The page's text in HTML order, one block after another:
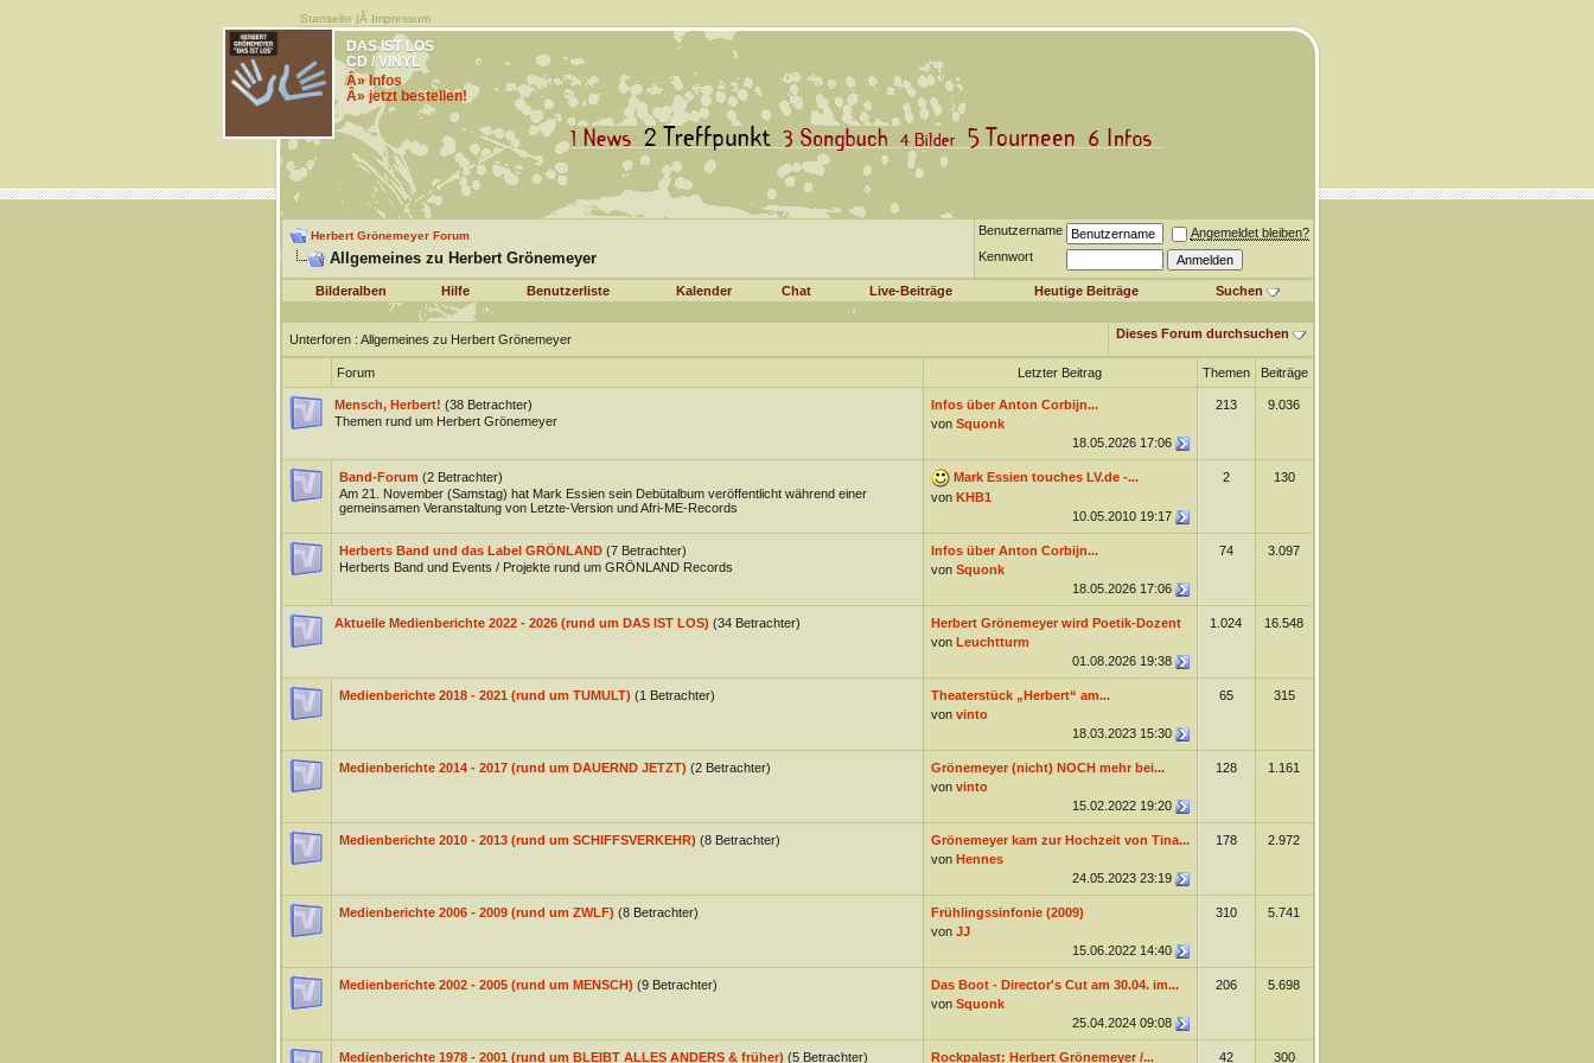
Startseite |Â Impressum
DAS IST LOS
CD / VINYL
Â» Infos
Â» jetzt bestellen!
Herbert Grönemeyer Forum
Allgemeines zu Herbert Grönemeyer
Benutzername
Angemeldet bleiben?
Kennwort
Bilderalben Hilfe Benutzerliste Kalender Chat Live-Beiträge Heutige Beiträge Suchen
Unterforen: Allgemeines zu Herbert Grönemeyer Dieses Forum durchsuchen
Forum Letzter Beitrag Themen Beiträge
Mensch, Herbert! (38 Betrachter)
Themen rund um Herbert Grönemeyer
Infos über Anton Corbijn...
von Squonk
18.05.2026 17:06
213 9.036
Band-Forum (2 Betrachter)
Am 21. November (Samstag) hat Mark Essien sein Debütalbum veröffentlicht während einer
gemeinsamen Veranstaltung von Letzte-Version und Afri-ME-Records
Mark Essien touches LV.de -...
von KHB1
10.05.2010 19:17
2 130
Herberts Band und das Label GRÖNLAND (7 Betrachter)
Herberts Band und Events / Projekte rund um GRÖNLAND Records
Infos über Anton Corbijn...
von Squonk
18.05.2026 17:06
74 3.097
Aktuelle Medienberichte 2022 - 2026 (rund um DAS IST LOS) (34 Betrachter)
Herbert Grönemeyer wird Poetik-Dozent
von Leuchtturm
01.08.2026 19:38
1.024 16.548
Medienberichte 2018 - 2021 (rund um TUMULT) (1 Betrachter)
Theaterstück „Herbert“ am...
von vinto
18.03.2023 15:30
65 315
Medienberichte 2014 - 2017 (rund um DAUERND JETZT) (2 Betrachter)
Grönemeyer (nicht) NOCH mehr bei...
von vinto
15.02.2022 19:20
128 1.161
Medienberichte 2010 - 2013 (rund um SCHIFFSVERKEHR) (8 Betrachter)
Grönemeyer kam zur Hochzeit von Tina...
von Hennes
24.05.2023 23:19
178 2.972
Medienberichte 2006 - 2009 (rund um ZWLF) (8 Betrachter)
Frühlingssinfonie (2009)
von JJ
15.06.2022 14:40
310 5.741
Medienberichte 2002 - 2005 (rund um MENSCH) (9 Betrachter)
Das Boot - Director's Cut am 30.04. im...
von Squonk
25.04.2024 09:08
206 5.698
Medienberichte 1978 - 2001 (rund um BLEIBT ALLES ANDERS & früher) (5 Betrachter) Rockpalast: Herbert Grönemeyer /... 42 300